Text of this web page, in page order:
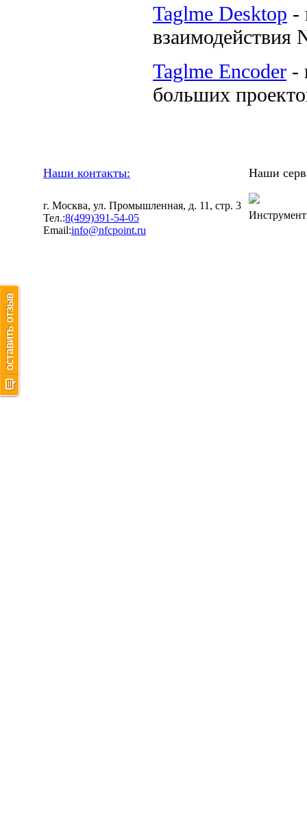
Taglme Desktop -
взаимодействия
Taglme Encoder -
больших
Наши контакты:
г. Москва, ул. Промышленная, д. 11, стр. 3
Тел.:8(499)391-54-05
Email:info@nfcpoint.ru
Наши